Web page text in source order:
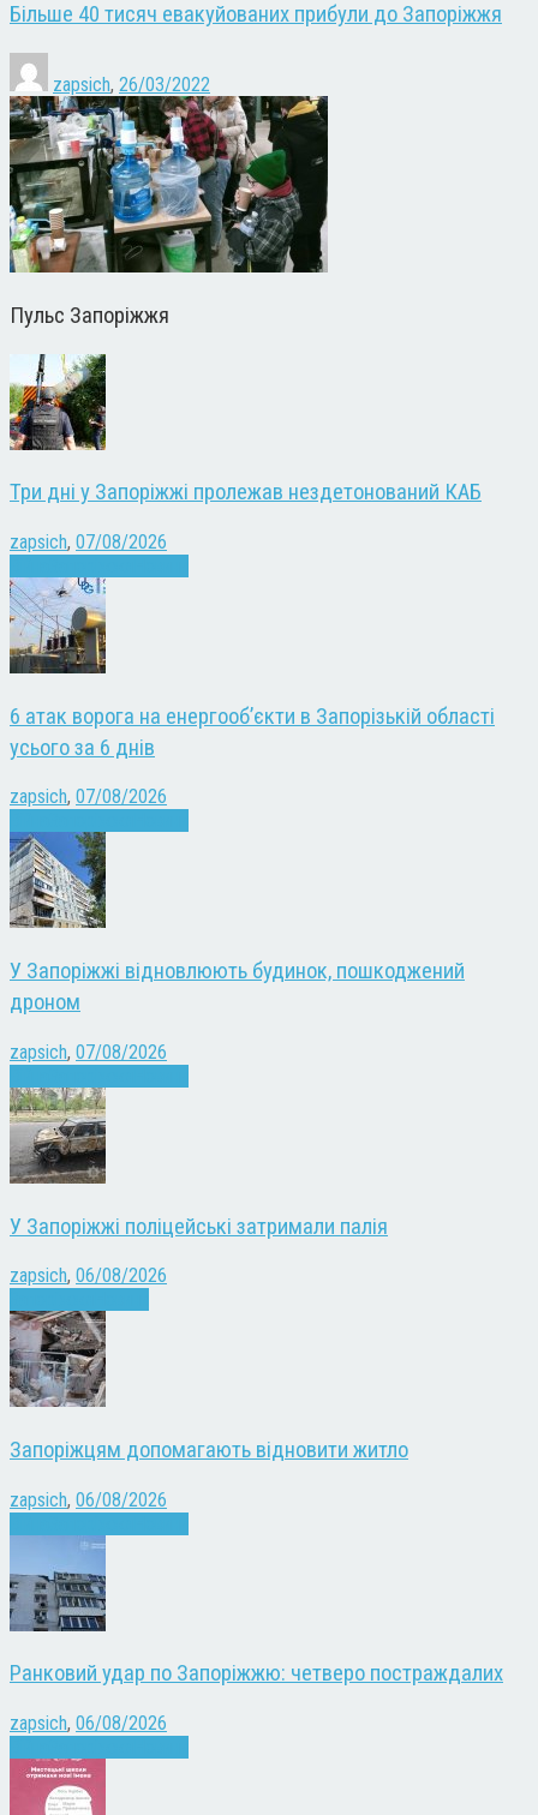
Більше 40 тисяч евакуйованих прибули до Запоріжжя
zapsich, 26/03/2022
Пульс Запоріжжя
Три дні у Запоріжжі пролежав нездетонований КАБ
zapsich, 07/08/2026
6 атак ворога на енергооб’єкти в Запорізькій області
усього за 6 днів
zapsich, 07/08/2026
У Запоріжжі відновлюють будинок, пошкоджений
дроном
zapsich, 07/08/2026
У Запоріжжі поліцейські затримали палія
zapsich, 06/08/2026
Запоріжцям допомагають відновити житло
zapsich, 06/08/2026
Ранковий удар по Запоріжжю: четверо постраждалих
zapsich, 06/08/2026